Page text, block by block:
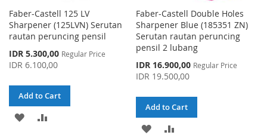
Faber-Castell 125 LV
Sharpener (125LVN) Serutan
rautan peruncing pensil
Special
Price
IDR 5.300,00 Regular Price
IDR 6.100,00
Add to Cart
ADD
Faber-Castell Double Holes
Sharpener Blue (185351 ZN)
Serutan rautan peruncing
pensil 2 lubang
Special
Price
IDR 16.900,00 Regular Price
IDR 19.500,00
Add to Cart
ADD